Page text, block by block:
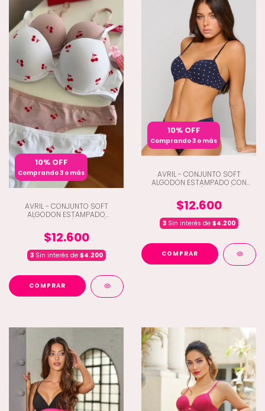
10% OFF
Comprando 3 o más
AVRIL - CONJUNTO SOFT
ALGODON ESTAMPADO
$12.600
3Sin interés de $4.200
COMPRAR
10% OFF
Comprando 3 o más
AVRIL - CONJUNTO SOFT
ALGODON ESTAMPADO CON
$12.600
3Sin interés de $4.200
COMPRAR